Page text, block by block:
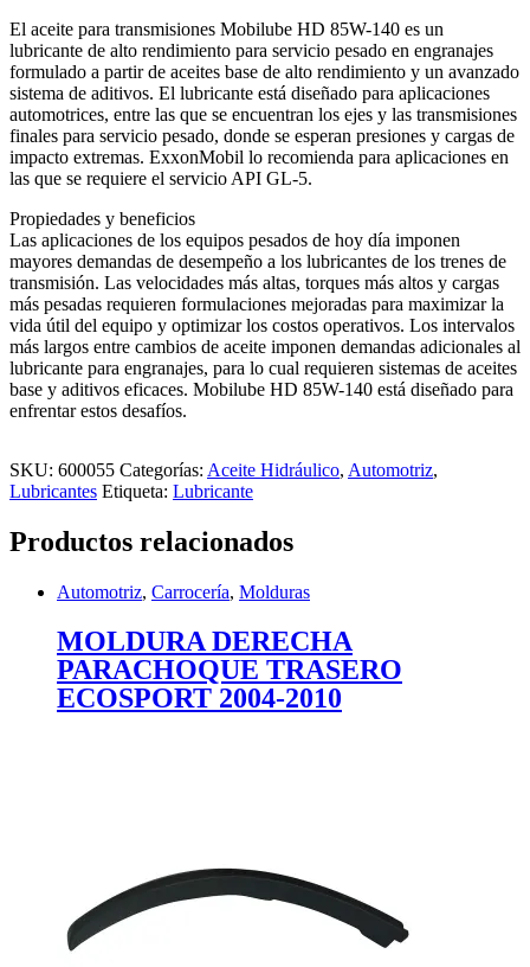
El aceite para transmisiones Mobilube HD 85W-140 es un
lubricante de alto rendimiento para servicio pesado en engranajes
formulado a partir de aceites base de alto rendimiento y un avanzado
sistema de aditivos. El lubricante está diseñado para aplicaciones
automotrices, entre las que se encuentran los ejes y las transmisiones
finales para servicio pesado, donde se esperan presiones y cargas de
impacto extremas. ExxonMobil lo recomienda para aplicaciones en
las que se requiere el servicio API GL-5.
Propiedades y beneficios
Las aplicaciones de los equipos pesados de hoy día imponen
mayores demandas de desempeño a los lubricantes de los trenes de
transmisión. Las velocidades más altas, torques más altos y cargas
más pesadas requieren formulaciones mejoradas para maximizar la
vida útil del equipo y optimizar los costos operativos. Los intervalos
más largos entre cambios de aceite imponen demandas adicionales al
lubricante para engranajes, para lo cual requieren sistemas de aceites
base y aditivos eficaces. Mobilube HD 85W-140 está diseñado para
enfrentar estos desafíos.
SKU: 600055 Categorías: Aceite Hidráulico, Automotriz,
Lubricantes Etiqueta: Lubricante
Productos relacionados
Automotriz, Carrocería, Molduras
MOLDURA DERECHA
PARACHOQUE TRASERO
ECOSPORT 2004-2010